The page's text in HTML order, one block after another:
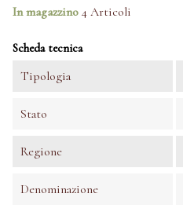
In magazzino 4 Articoli
Scheda tecnica
Tipologia
Stato
Regione
Denominazione